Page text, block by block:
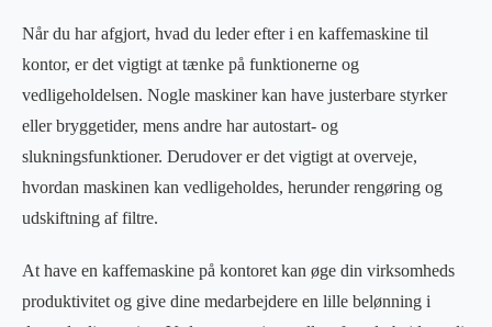
Når du har afgjort, hvad du leder efter i en kaffemaskine til
kontor, er det vigtigt at tænke på funktionerne og
vedligeholdelsen. Nogle maskiner kan have justerbare styrker
eller bryggetider, mens andre har autostart- og
slukningsfunktioner. Derudover er det vigtigt at overveje,
hvordan maskinen kan vedligeholdes, herunder rengøring og
udskiftning af filtre.
At have en kaffemaskine på kontoret kan øge din virksomheds
produktivitet og give dine medarbejdere en lille belønning i